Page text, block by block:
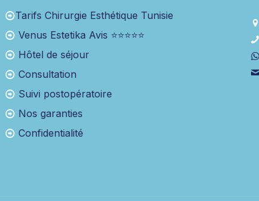
Tarifs Chirurgie Esthétique Tunisie
Venus Estetika Avis ⭐⭐⭐⭐⭐
Hôtel de séjour
Consultation
Suivi postopératoire
Nos garanties
Confidentialité